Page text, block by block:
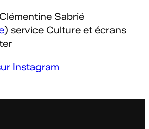
Sabrié
) service Culture et écrans
Instagram